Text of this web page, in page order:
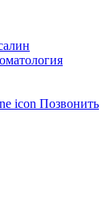
Позвонить